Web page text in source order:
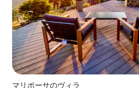
マリポーサのヴィラ